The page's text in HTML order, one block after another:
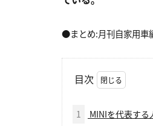
●まとめ:月刊自家用車
目次
1 MINIを代表す